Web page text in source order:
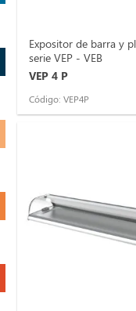
Expositor de barra y
serie VEP - VEB
VEP 4 P
Código: VEP4P